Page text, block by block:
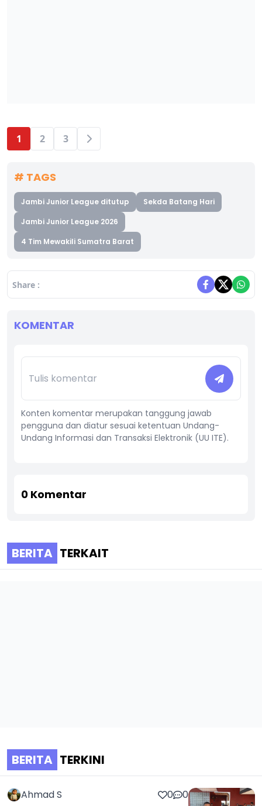
1 2 3
# TAGS
Jambi Junior League ditutup
Sekda Batang Hari
Jambi Junior League 2026
4 Tim Mewakili Sumatra Barat
Share :
KOMENTAR
Konten komentar merupakan tanggung jawab
pengguna dan diatur sesuai ketentuan Undang-
Undang Informasi dan Transaksi Elektronik (UU ITE).
0 Komentar
BERITA TERKAIT
BERITA TERKINI
Ahmad S 0 0